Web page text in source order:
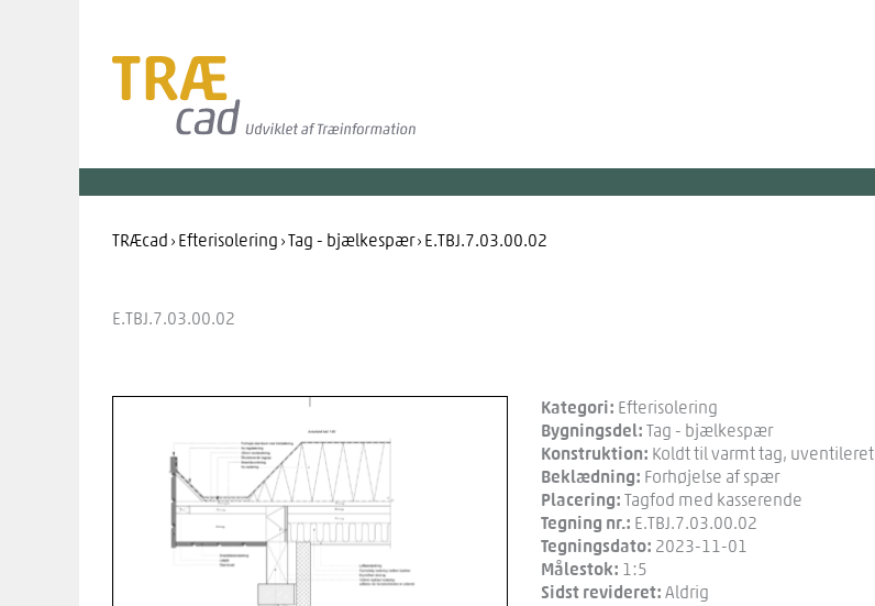
TRÆcad › Efterisolering ›Tag - bjælkespær› E.TBJ.7.03.00.02
E.TBJ.7.03.00.02
Kategori: Efterisolering
Bygningsdel: Tag - bjælkespær
Konstruktion: Koldt til varmt tag, uventileret
Beklædning: Forhøjelse af spær
Placering: Tagfod med kasserende
Tegning nr.: E.TBJ.7.03.00.02
Tegningsdato: 2023-11-01
Målestok: 1:5
Sidst revideret: Aldrig